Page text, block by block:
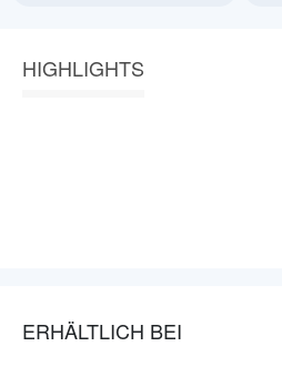
HIGHLIGHTS
ERHÄLTLICH BEI